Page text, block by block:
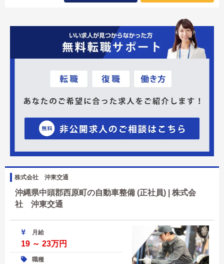
株式会社 沖東交通
沖縄県中頭郡西原町の自動車整備 (正社員) | 株式会
社 沖東交通
月給
19 ～ 23万円
職種